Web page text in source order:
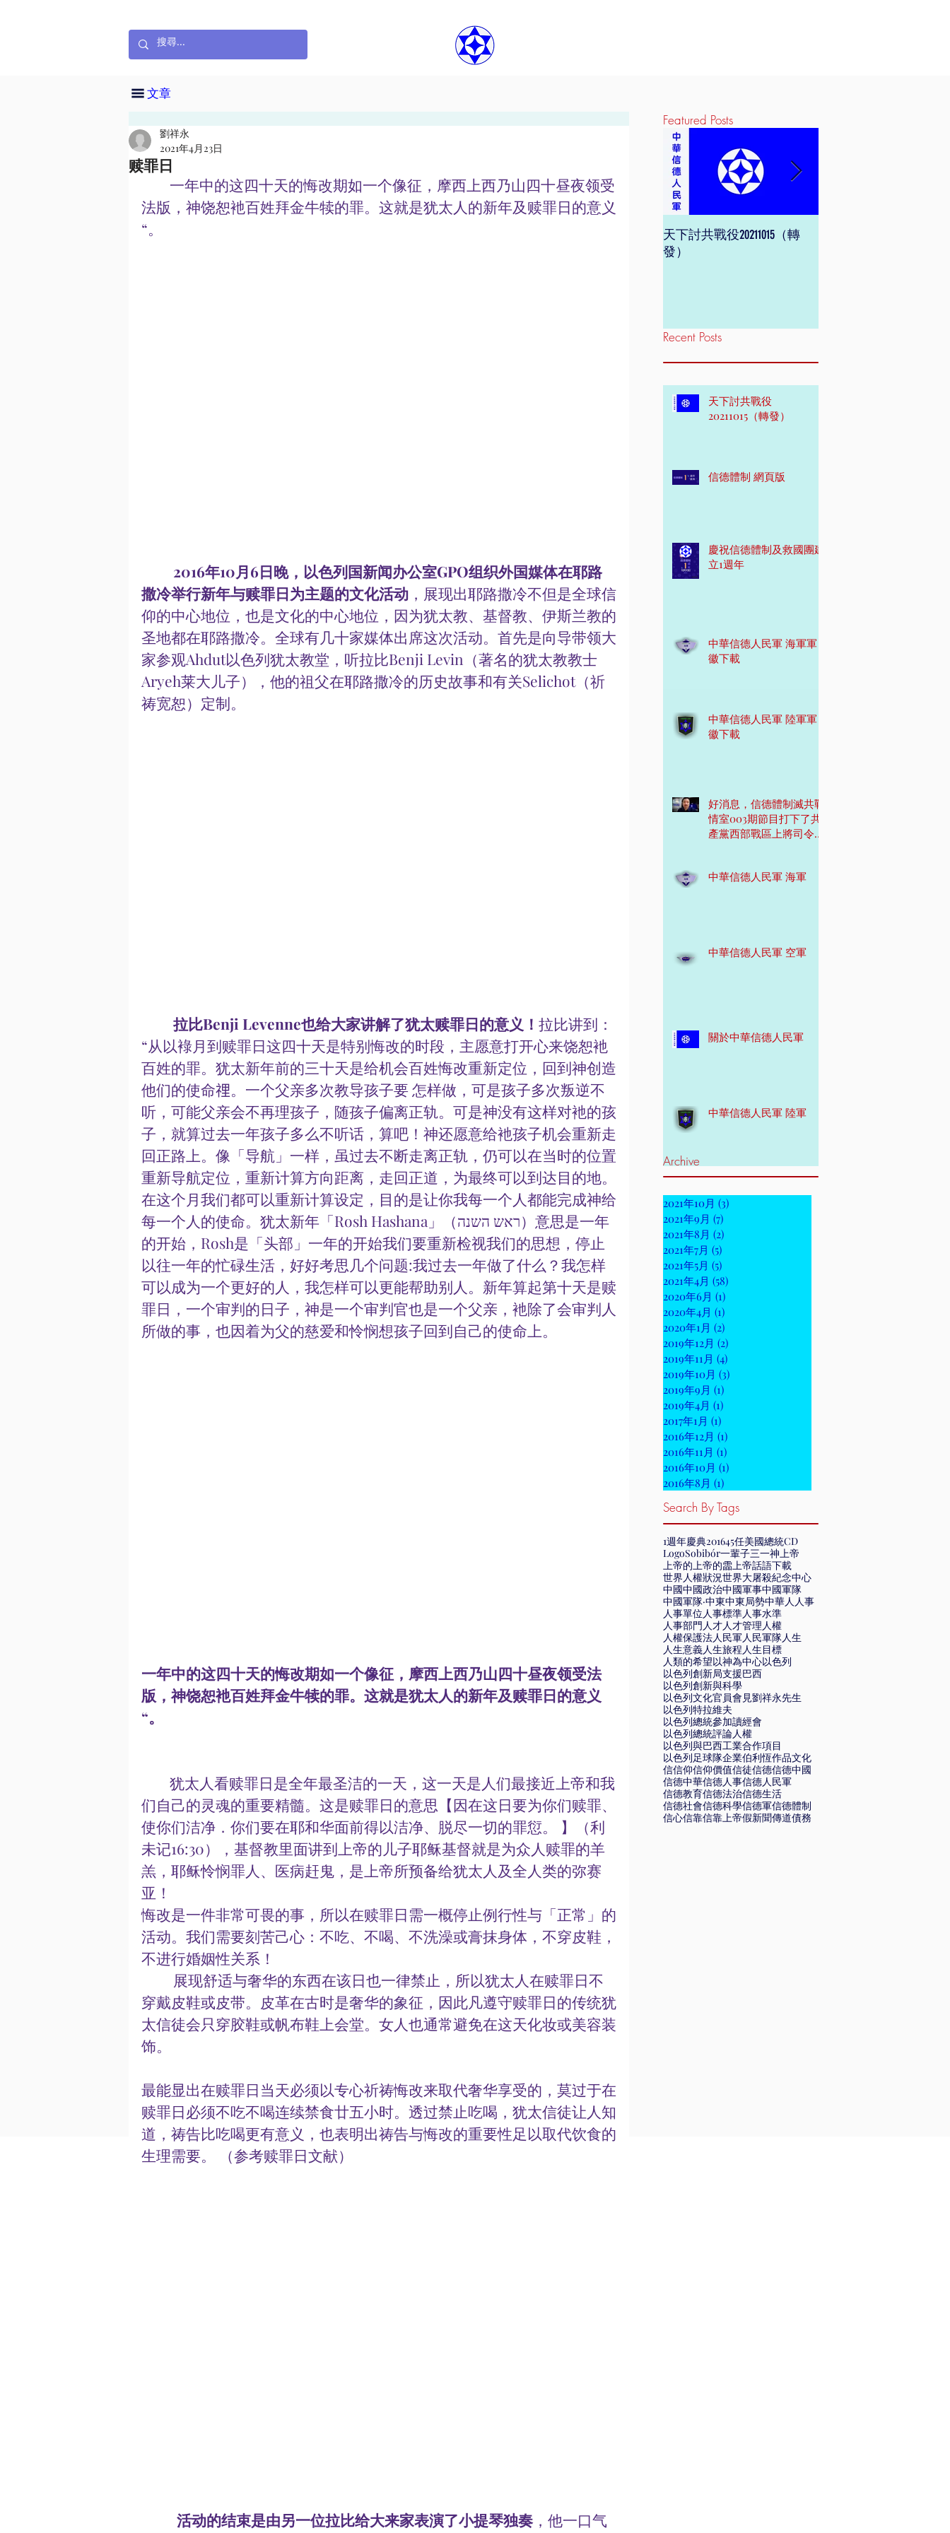
文章
Featured Posts
天下討共戰役20211015（轉
發）
Recent Posts
天下討共戰役
20211015（轉發）
信德體制 網頁版
慶祝信德體制及救國團建
立1週年
中華信德人民軍 海軍軍
徽下載
中華信德人民軍 陸軍軍
徽下載
好消息，信德體制滅共戰
情室003期節目打下了共
產黨西部戰區上將司令
中華信德人民軍 海軍
中華信德人民軍 空軍
關於中華信德人民軍
中華信德人民軍 陸軍
Archive
2021年10月 (3)
2021年9月 (7)
2021年8月 (2)
2021年7月 (5)
2021年5月 (5)
2021年4月 (58)
2020年6月 (1)
2020年4月 (1)
2020年1月 (2)
2019年12月 (2)
2019年11月 (4)
2019年10月 (3)
2019年9月 (1)
2019年4月 (1)
2017年1月 (1)
2016年12月 (1)
2016年11月 (1)
2016年10月 (1)
2016年8月 (1)
Search By Tags
1週年慶典201645任美國總統CD
LogoSobibór一輩子三一神 上帝
上帝的 上帝的霝 上帝話語下載
世界人權狀況世界大屠殺紀念中心
中國中國政治中國軍事中國軍隊
中國軍隊·中東中東局勢中華人 人事
人事單位 人事標準人事水準
人事部門 人才人才管理 人權
人權保護法人民軍人民軍隊人生
人生意義人生旅程 人生目標
人類的希望以神為中心以色列
以色列創新局支援巴西
以色列創新與科學
以色列文化官員會見劉祥永先生
以色列特拉維夫
以色列總統參加讀經會
以色列總統評論人權
以色列與巴西工業合作項目
以色列足球隊企業伯利恆作品文化
信信仰信仰價值信徒信德信德中國
信德中華信德人事信德人民軍
信德教育信德法治信德生活
信德社會信德科學信德軍信德體制
信心信靠信靠上帝假新聞傳道債務
赎罪日
劉祥永
2021年4月23日
法版，神饶恕衪百姓拜金牛犊的罪。这就是犹太人的新年及赎罪日的意义
“。
2016年10月6日晚，以色列国新闻办公室GPO组织外国媒体在耶路
撒冷举行新年与赎罪日为主题的文化活动 ，展现出耶路撒冷不但是全球信
仰的中心地位，也是文化的中心地位，因为犹太教、基督教、伊斯兰教的
圣地都在耶路撒冷。全球有几十家媒体出席这次活动。首先是向导带领大
家参观Ahdut以色列犹太教堂，听拉比Benji Levin（著名的犹太教教士
Aryeh莱大儿子），他的祖父在耶路撒冷的历史故事和有关Selichot（祈
祷宽恕）定制。
  拉比Benji Levenne也给大家讲解了犹太赎罪日的意义！
拉比讲到：
“从以䘵月到赎罪日这四十天是特别悔改的时段，主愿意打开心来饶恕衪
百姓的罪。犹太新年前的三十天是给机会百姓悔改重新定位，回到神创造
他们的使命𥚃。一个父亲多次教导孩子要 怎样做，可是孩子多次叛逆不
听，可能父亲会不再理孩子，随孩子偏离正轨。可是神没有这样对衪的孩
子，就算过去一年孩子多么不听话，算吧！神还愿意给衪孩子机会重新走
回正路上。像「导航」一样，虽过去不断走离正轨，仍可以在当时的位置
重新导航定位，重新计算方向距离，走回正道，为最终可以到达目的地。
在这个月我们都可以重新计算设定，目的是让你我每一个人都能完成神给
每一个人的使命。犹太新年「Rosh Hashana」（ראש השנה）意思是一年
的开始，Rosh是「头部」一年的开始我们要重新检视我们的思想，停止
以往一年的忙碌生活，好好考思几个问题:我过去一年做了什么？我怎样
可以成为一个更好的人，我怎样可以更能帮助别人。新年算起第十天是赎
罪日，一个审判的日子，神是一个审判官也是一个父亲，衪除了会审判人
所做的事，也因着为父的慈爱和怜悯想孩子回到自己的使命上。
一年中的这四十天的悔改期如一个像征，摩西上西乃山四十昼夜领受法
版，神饶恕衪百姓拜金牛犊的罪。这就是犹太人的新年及赎罪日的意义
“。
们自己的灵魂的重要精髓。这是赎罪日的意思【因在这日要为你们赎罪、
使你们洁净．你们要在耶和华面前得以洁净、脱尽一切的罪愆。 】（利
未记16:30），基督教里面讲到上帝的儿子耶稣基督就是为众人赎罪的羊
羔，耶稣怜悯罪人、医病赶鬼，是上帝所预备给犹太人及全人类的弥赛
亚！
悔改是一件非常可畏的事，所以在赎罪日需一概停止例行性与「正常」的
活动。我们需要刻苦己心：不吃、不喝、不洗澡或膏抹身体，不穿皮鞋，
不进行婚姻性关系！
穿戴皮鞋或皮带。皮革在古时是奢华的象征，因此凡遵守赎罪日的传统犹
太信徒会只穿胶鞋或帆布鞋上会堂。女人也通常避免在这天化妆或美容装
饰。
最能显出在赎罪日当天必须以专心祈祷悔改来取代奢华享受的，莫过于在
赎罪日必须不吃不喝连续禁食廿五小时。透过禁止吃喝，犹太信徒让人知
道，祷告比吃喝更有意义，也表明出祷告与悔改的重要性足以取代饮食的
生理需要。 （参考赎罪日文献）
  活动的结束是由另一位拉比给大来家表演了小提琴独奏
，他一口气